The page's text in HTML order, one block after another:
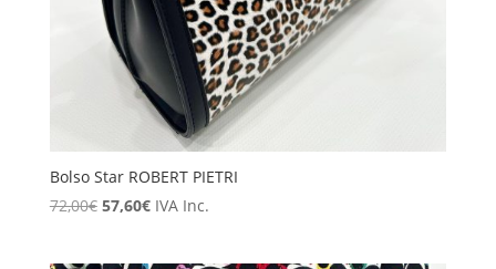
Bolso Star ROBERT PIETRI
72,00€ El
57,60€ElIVA Inc.